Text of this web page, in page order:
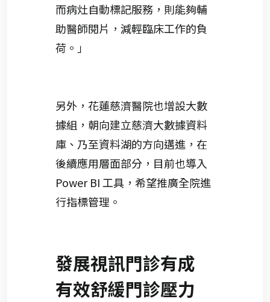
而病灶自動標記服務，則能夠輔
助醫師閱片，減輕臨床工作的負
荷。」
另外，花蓮慈濟醫院也增設大數
據組，朝向建立慈濟大數據資料
庫、乃至資料湖的方向邁進，在
後續應用層面部分，目前也導入
Power BI 工具，希望推廣全院進
行指標管理。
發展視訊門診有成
有效舒緩門診壓力